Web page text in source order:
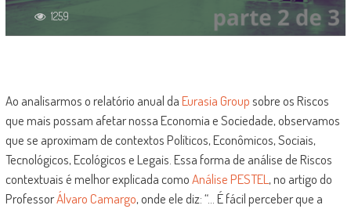
1259
Ao analisarmos o relatório anual daEurasia Groupsobre os Riscos
que mais possam afetar nossa Economia e Sociedade, observamos
que se aproximam de contextos Políticos, Econômicos, Sociais,
Tecnológicos, Ecológicos e Legais. Essa forma de análise de Riscos
contextuais é melhor explicada comoAnálise PESTEL, no artigo do
ProfessorÁlvaro Camargo, onde ele diz: “… É fácil perceber que a